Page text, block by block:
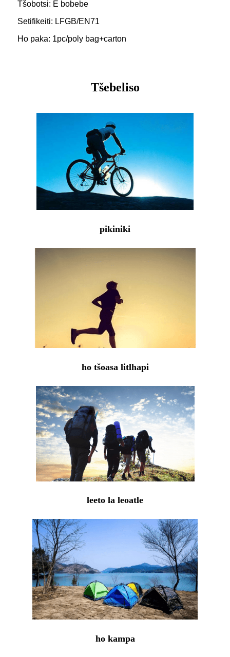
Tšobotsi: E bobebe
Setifikeiti: LFGB/EN71
Ho paka: 1pc/poly bag+carton
Tšebeliso
pikiniki
ho tšoasa litlhapi
leeto la leoatle
ho kampa